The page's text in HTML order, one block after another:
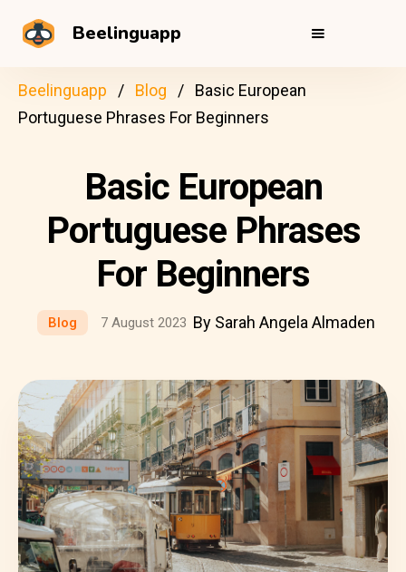
Beelinguapp
Beelinguapp Blog
Basic European
Portuguese Phrases For Beginners
Basic European
Portuguese Phrases
For Beginners
Blog 7 August 2023 By Sarah Angela Almaden